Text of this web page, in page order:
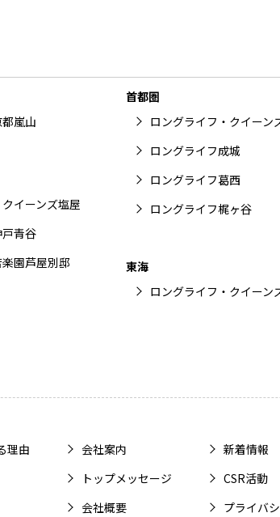
嵐山
イーンズ塩屋
青谷
園芦屋別邸
首都圏
ロングライフ・クイーン
ロングライフ成城
ロングライフ葛西
ロングライフ梶ヶ谷
東海
ロングライフ・クイーン
理由
会社案内
トップメッセージ
会社概要
新着情報
CSR活動
プライバ